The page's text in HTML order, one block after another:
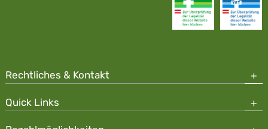
Rechtliches & Kontakt
Quick Links